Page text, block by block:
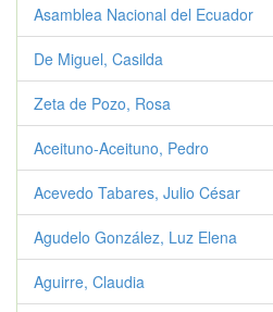
Asamblea Nacional del Ecuador
De Miguel, Casilda
Zeta de Pozo, Rosa
Aceituno-Aceituno, Pedro
Acevedo Tabares, Julio César
Agudelo González, Luz Elena
Aguirre, Claudia